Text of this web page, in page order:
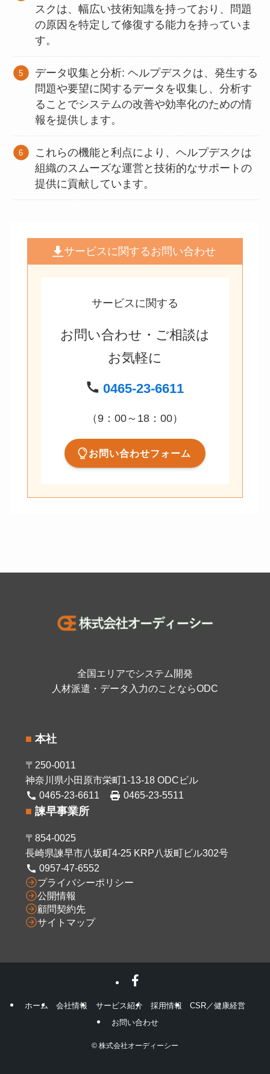
スクは、幅広い技術知識を持っており、問題
の原因を特定して修復する能力を持っていま
す。
データ収集と分析: ヘルプデスクは、発生する
問題や要望に関するデータを収集し、分析す
ることでシステムの改善や効率化のための情
報を提供します。
これらの機能と利点により、ヘルプデスクは
組織のスムーズな運営と技術的なサポートの
提供に貢献しています。
サービスに関するお問い合わせ
サービスに関する
お問い合わせ・ご相談は
お気軽に
0465-23-6611
（9：00～18：00）
お問い合わせフォーム
全国エリアでシステム開発
人材派遣・データ入力のことならODC
■ 本社
〒250-0011
神奈川県小田原市栄町1-13-18 ODCビル
0465-23-6611
0465-23-5511
■ 諫早事業所
〒854-0025
長崎県諫早市八坂町4-25 KRP八坂町ビル302号
0957-47-6552
プライバシーポリシー
公開情報
顧問契約先
サイトマップ
ホーム 会社情報 サービス紹介 採用情報
CSR／健康経営
お問い合わせ
© 株式会社オーディーシー